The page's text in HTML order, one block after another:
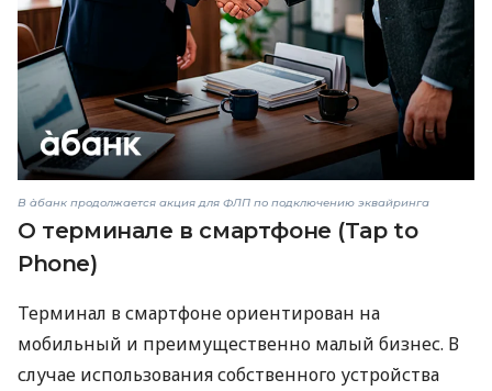
В àбанк продолжается акция для ФЛП по подключению эквайринга
О терминале в смартфоне (Tap to
Phone)
Терминал в смартфоне ориентирован на
мобильный и преимущественно малый бизнес. В
случае использования собственного устройства